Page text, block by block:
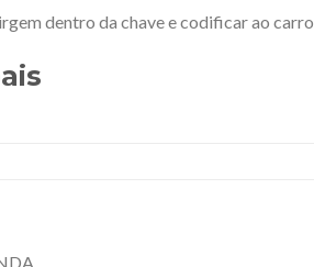
dentro da chave e codificar ao carro.